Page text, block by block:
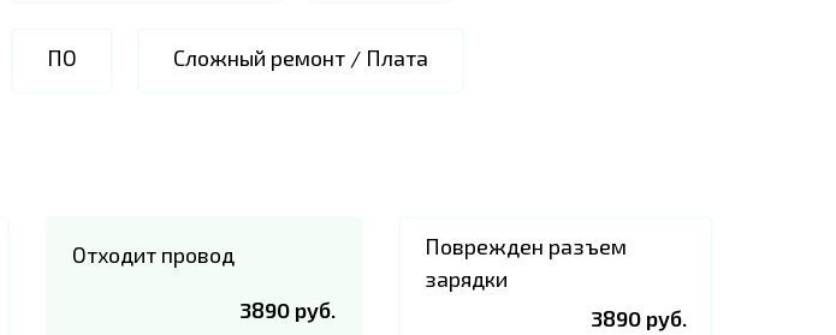
ПО Сложный ремонт / Плата
Отходит провод
3890 руб.
Поврежден разъем
зарядки
3890 руб.